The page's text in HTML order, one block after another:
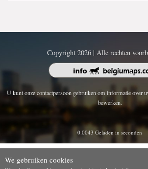
Copyright 2026 | Alle rechten
U kunt onze contactpersoon gebruiken om informatie over
bewerken.
0.0043 Geladen in seconden
We gebruiken cookies